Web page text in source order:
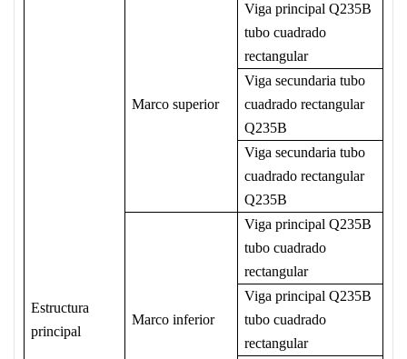
Estructura
principal
Marco superior
Viga principal Q235B
tubo cuadrado
rectangular
Viga secundaria tubo
cuadrado rectangular
Q235B
Viga secundaria tubo
cuadrado rectangular
Q235B
Marco inferior
Viga principal Q235B
tubo cuadrado
rectangular
Viga principal Q235B
tubo cuadrado
rectangular